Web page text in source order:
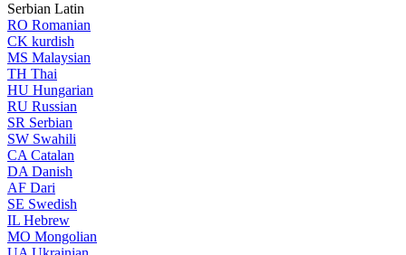
Serbian Latin
RO Romanian
CK kurdish
MS Malaysian
TH Thai
HU Hungarian
RU Russian
SR Serbian
SW Swahili
CA Catalan
DA Danish
AF Dari
SE Swedish
IL Hebrew
MO Mongolian